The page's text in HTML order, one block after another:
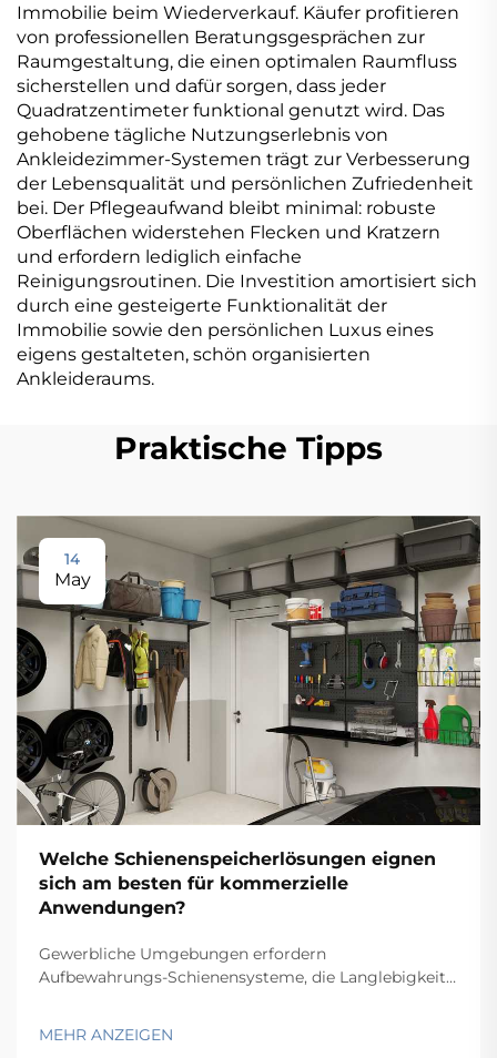
Immobilie beim Wiederverkauf. Käufer profitieren
von professionellen Beratungsgesprächen zur
Raumgestaltung, die einen optimalen Raumfluss
sicherstellen und dafür sorgen, dass jeder
Quadratzentimeter funktional genutzt wird. Das
gehobene tägliche Nutzungserlebnis von
Ankleidezimmer-Systemen trägt zur Verbesserung
der Lebensqualität und persönlichen Zufriedenheit
bei. Der Pflegeaufwand bleibt minimal: robuste
Oberflächen widerstehen Flecken und Kratzern
und erfordern lediglich einfache
Reinigungsroutinen. Die Investition amortisiert sich
durch eine gesteigerte Funktionalität der
Immobilie sowie den persönlichen Luxus eines
eigens gestalteten, schön organisierten
Ankleideraums.
Praktische Tipps
14
May
Welche Schienenspeicherlösungen eignen
sich am besten für kommerzielle
Anwendungen?
Gewerbliche Umgebungen erfordern
Aufbewahrungs-Schienensysteme, die Langlebigkeit,
Anforderungen erfüllen. Von Lagern und
MEHR ANZEIGEN